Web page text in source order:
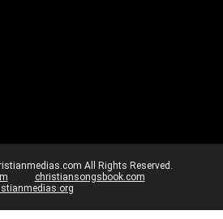
All Rights Reserved.
christiansongsbook.com